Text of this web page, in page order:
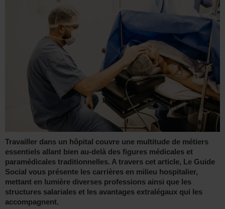
Travailler dans un hôpital couvre une multitude de métiers
essentiels allant bien au-delà des figures médicales et
paramédicales traditionnelles. A travers cet article, Le Guide
Social vous présente les carrières en milieu hospitalier,
mettant en lumière diverses professions ainsi que les
structures salariales et les avantages extralégaux qui les
accompagnent.